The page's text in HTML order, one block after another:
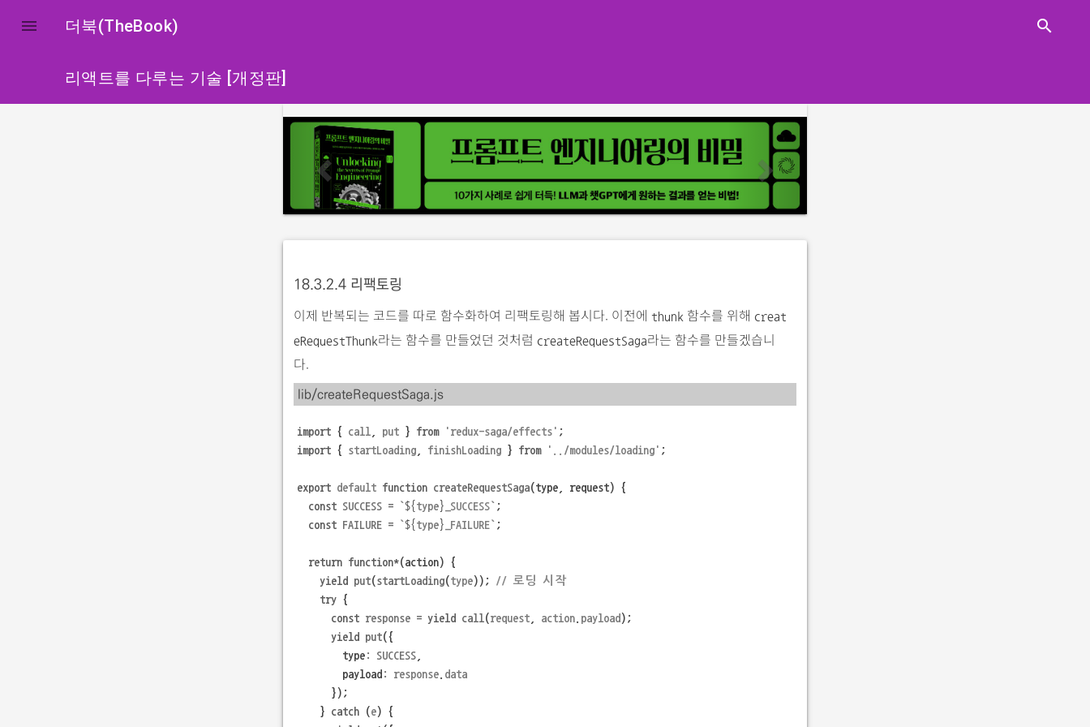
 더북(TheBook) search
리액트를 다루는 기술 [개정판]
p
r
e
i
o
s
n
e
x
18.3.2.4 리팩토링
이제 반복되는 코드를 따로 함수화하여 리팩토링해 봅시다. 이전에 thunk 함수를 위해 creat
eRequestThunk라는 함수를 만들었던 것처럼 createRequestSaga라는 함수를 만들겠습니
다.
lib/createRequestSaga.js
import { call put } from ' redux-saga/effects ' ;
import { startLoading finishLoading } from ' ../modules/loading ' ;
export default function createRequestSaga(type, request) {
const SUCCESS = `${ type } _SUCCESS` ;
const FAILURE = `${ type } _FAILURE` ;
return function*(action) {
yield put(startLoading(type)); // 로딩
시작
try {
const response = yield call(request action payload );
yield put({
        type
: SUCCESS
        payload
: response data
});
} catch (e) {